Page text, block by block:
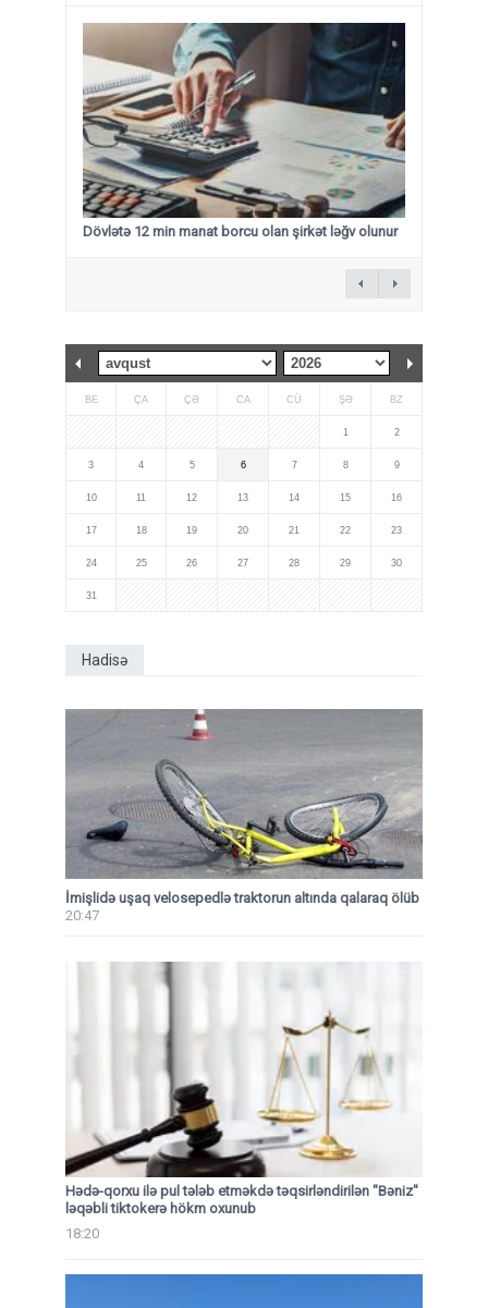
Dövlətə 12 min manat borcu olan şirkət ləğv olunur
BE ÇA ÇƏ CA CÜ ŞƏ BZ
1 2
3 4 5 6 7 8 9
10 11 12 13 14 15 16
17 18 19 20 21 22 23
24 25 26 27 28 29 30
31
Hadisə
İmişlidə uşaq velosepedlə traktorun altında qalaraq ölüb
20:47
Hədə-qorxu ilə pul tələb etməkdə təqsirləndirilən "Bəniz"
ləqəbli tiktokerə hökm oxunub
18:20